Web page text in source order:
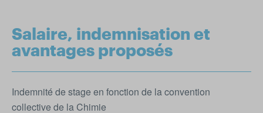
Salaire, indemnisation et
avantages proposés
Indemnité de stage en fonction de la convention
collective de la Chimie